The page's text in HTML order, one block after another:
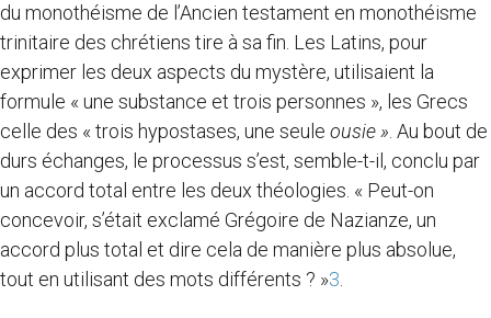
du monothéisme de l’Ancien testament en monothéisme
trinitaire des chrétiens tire à sa fin. Les Latins, pour
exprimer les deux aspects du mystère, utilisaient la
formule « une substance et trois personnes », les Grecs
celle des « trois hypostases, une seule ousie » . Au bout de
durs échanges, le processus s’est, semble-t-il, conclu par
un accord total entre les deux théologies. « Peut-on
concevoir, s’était exclamé Grégoire de Nazianze, un
accord plus total et dire cela de manière plus absolue,
tout en utilisant des mots différents ? »3